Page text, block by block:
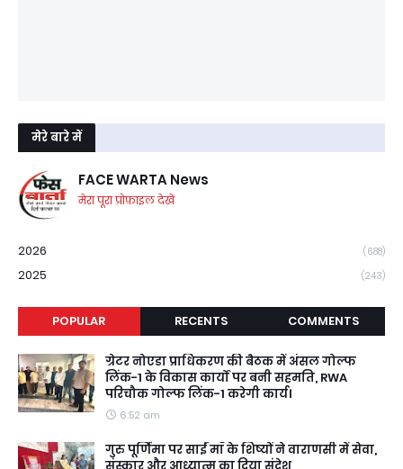
मेरे बारे में
FACE WARTA News
मेरा पूरा प्रोफ़ाइल देखें
2026 (688)
2025 (243)
POPULAR RECENTS COMMENTS
ग्रेटर नोएडा प्राधिकरण की बैठक में अंसल गोल्फ
लिंक-1 के विकास कार्यों पर बनी सहमति, RWA
परिचौक गोल्फ लिंक-1 करेगी कार्य।
6:52 am
गुरु पूर्णिमा पर साईं माँ के शिष्यों ने वाराणसी में सेवा,
संस्कार और आध्यात्म का दिया संदेश